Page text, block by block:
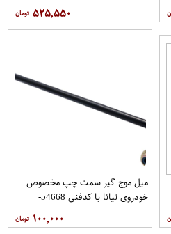
۵۲۵,۵۵۰
میل موج گیر سمت چپ مخصوص
خودروی تیانا با کدفنی 54668-
1AA0E برندنیسان موتور فروشگاه
مگاموتور
۱۰۰,۰۰۰